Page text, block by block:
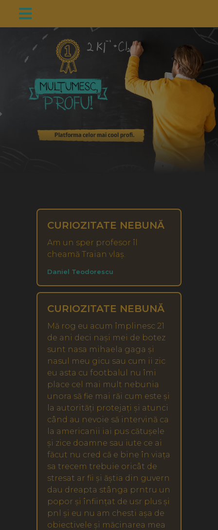
CURIOZITATE NEBUNĂ
Am un sper profesor îl
cheamă Traian vlaș.
Daniel Teodorescu
CURIOZITATE NEBUNĂ
Mă rog eu acum împlinesc 21
de ani deci nași mei de botez
sunt nasa mihaela gaga și
nasul meu gicu sau cum ii zic
eu asta cu footbalul nu îmi
place cel mai mult nebunia
unora să fie mai răi cum este și
la autorități protejați și atunci
când au nevoie să intervină ca
la americanii iai pus cătușele
și zice doamne sau iute ce ai
făcut nu cred că e bine în viața
sa trecem trebuie oricât de
stresat ar fii și ăștia din guvern
dau dreapta stânga prntru un
popor și înființat de usr plus și
pnl și eu nu am chesti așa de
obiectivele și măcinarea mea